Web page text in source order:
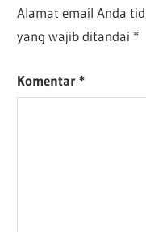
TW-
DONE
Alamat email Anda
yang wajib ditandai *
Komentar*